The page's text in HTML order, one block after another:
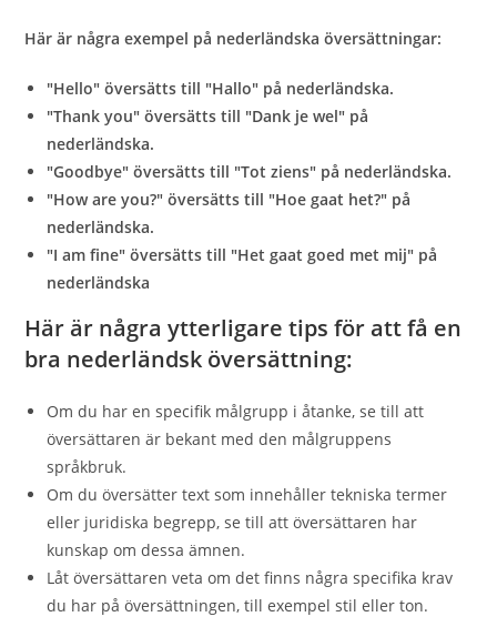
Här är några exempel på nederländska översättningar:
"Hello" översätts till "Hallo" på nederländska.
"Thank you" översätts till "Dank je wel" på
nederländska.
"Goodbye" översätts till "Tot ziens" på nederländska.
"How are you?" översätts till "Hoe gaat het?" på
nederländska.
"I am fine" översätts till "Het gaat goed met mij" på
nederländska
Här är några ytterligare tips för att få en
bra nederländsk översättning:
Om du har en specifik målgrupp i åtanke, se till att
översättaren är bekant med den målgruppens
språkbruk.
Om du översätter text som innehåller tekniska termer
eller juridiska begrepp, se till att översättaren har
kunskap om dessa ämnen.
Låt översättaren veta om det finns några specifika krav
du har på översättningen, till exempel stil eller ton.